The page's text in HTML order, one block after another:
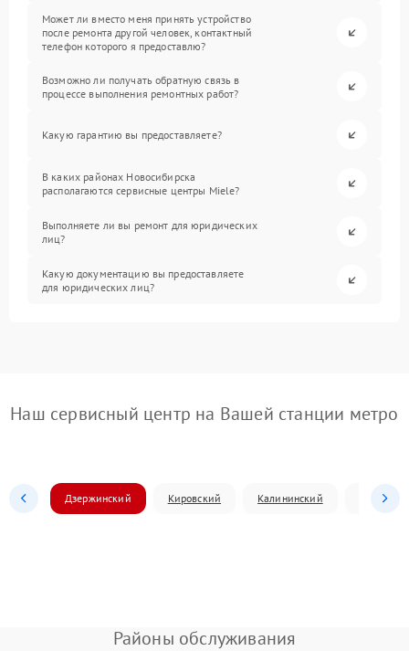
Может ли вместо меня принять устройство
после ремонта другой человек, контактный
телефон которого я предоставлю?
Возможно ли получать обратную связь в
процессе выполнения ремонтных работ?
Какую гарантию вы предоставляете?
В каких районах Новосибирска
располагаются сервисные центры Miele?
Выполняете ли вы ремонт для юридических
лиц?
Какую документацию вы предоставляете
для юридических лиц?
Наш сервисный центр на Вашей станции метро
Дзержинский Кировский Калининский
Районы обслуживания